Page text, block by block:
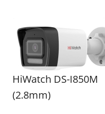
HiWatch DS-I850M
(2.8mm)